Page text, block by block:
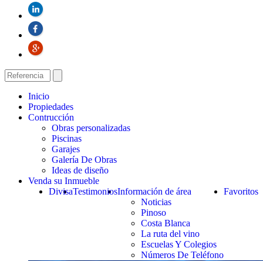
Inicio
Propiedades
Contrucción
Obras personalizadas
Piscinas
Garajes
Galería De Obras
Ideas de diseño
Venda su Inmueble
Favoritos
Información de área
Noticias
Pinoso
Costa Blanca
La ruta del vino
Escuelas Y Colegios
Números De Teléfono
Testimonios
Divisa